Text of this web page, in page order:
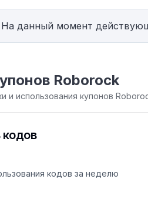
На данный момент
Roborock
и использования купонов
кодов
кодов за неделю